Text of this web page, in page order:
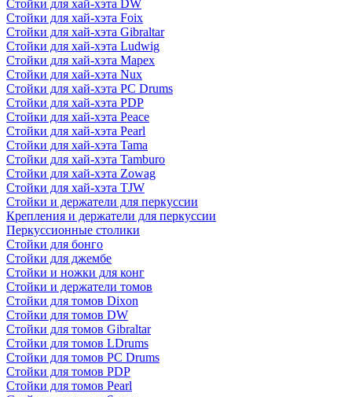
Стойки для хай-хэта DW
Стойки для хай-хэта Foix
Стойки для хай-хэта Gibraltar
Стойки для хай-хэта Ludwig
Стойки для хай-хэта Mapex
Стойки для хай-хэта Nux
Стойки для хай-хэта PC Drums
Стойки для хай-хэта PDP
Стойки для хай-хэта Peace
Стойки для хай-хэта Pearl
Стойки для хай-хэта Tama
Стойки для хай-хэта Tamburo
Стойки для хай-хэта Zowag
Стойки для хай-хэта TJW
Стойки и держатели для перкуссии
Крепления и держатели для перкуссии
Перкуссионные столики
Стойки для бонго
Стойки для джембе
Стойки и ножки для конг
Стойки и держатели томов
Стойки для томов Dixon
Стойки для томов DW
Стойки для томов Gibraltar
Стойки для томов LDrums
Стойки для томов PC Drums
Стойки для томов PDP
Стойки для томов Pearl